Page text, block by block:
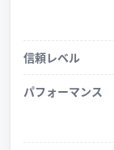
信頼レベル
パフォーマンス